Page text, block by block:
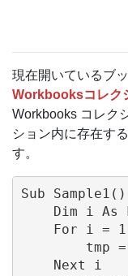
現在開いているブ
Workbooksコレク
Workbooks コレク
ション内に存在す
す。
Sub Sample1()
Dim i As
For i =
tmp
    Next i